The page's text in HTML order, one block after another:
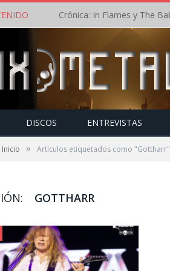
DISCOS ENTREVISTAS
Inicio » Artículos etiquetados como "Gottharr"
GOTTHARR